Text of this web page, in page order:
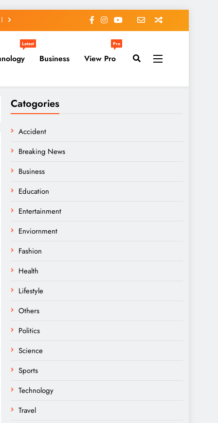
Latest
Business View Pro
Pro
Catogories
Accident
Breaking News
Business
Education
Entertainment
Enviornment
Fashion
Health
Lifestyle
Others
Politics
Science
Sports
Technology
Travel